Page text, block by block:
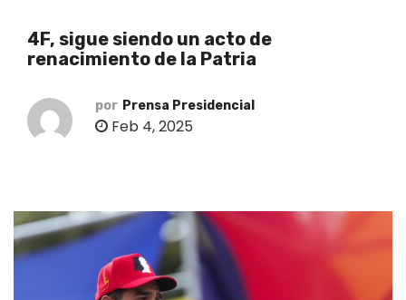
4F, sigue siendo un acto de
renacimiento de la Patria
por Prensa Presidencial
Feb 4, 2025